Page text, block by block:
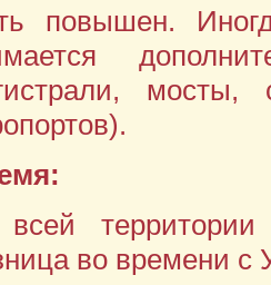
повышен.
территории
во времени с